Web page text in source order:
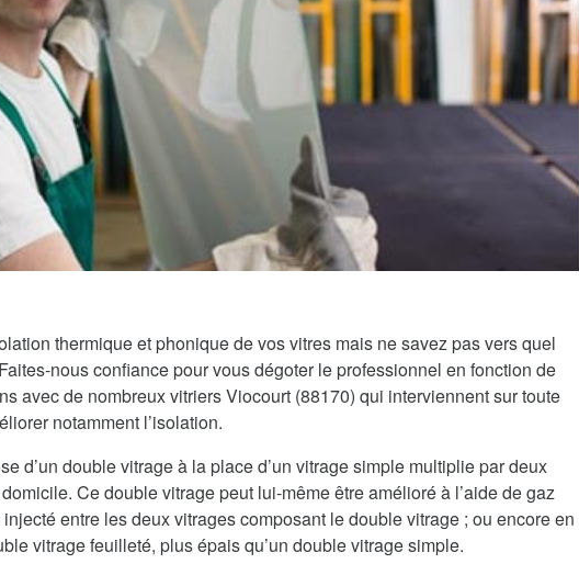
thermique et phonique de vos vitres mais ne savez pas vers quel
nous confiance pour vous dégoter le professionnel en fonction de
avec de nombreux vitriers Viocourt (88170) qui interviennent sur toute
notamment l’isolation.
d’un double vitrage à la place d’un vitrage simple multiplie par deux
Ce double vitrage peut lui-même être amélioré à l’aide de gaz
entre les deux vitrages composant le double vitrage ; ou encore en
vitrage feuilleté, plus épais qu’un double vitrage simple.